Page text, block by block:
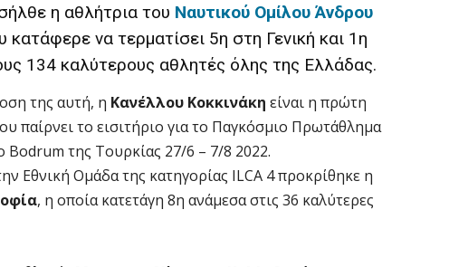
η αθλήτρια του Ναυτικού Ομίλου Άνδρου
να τερματίσει 5η στη Γενική και 1η
134 καλύτερους αθλητές όλης της Ελλάδας.
της αυτή, η Κανέλλου Κοκκινάκη είναι η πρώτη
παίρνει το εισιτήριο για το Παγκόσμιο Πρωτάθλημα
Bodrum της Τουρκίας 27/6 – 7/8 2022.
Εθνική Ομάδα της κατηγορίας ILCA 4 προκρίθηκε η
, η οποία κατετάγη 8η ανάμεσα στις 36 καλύτερες